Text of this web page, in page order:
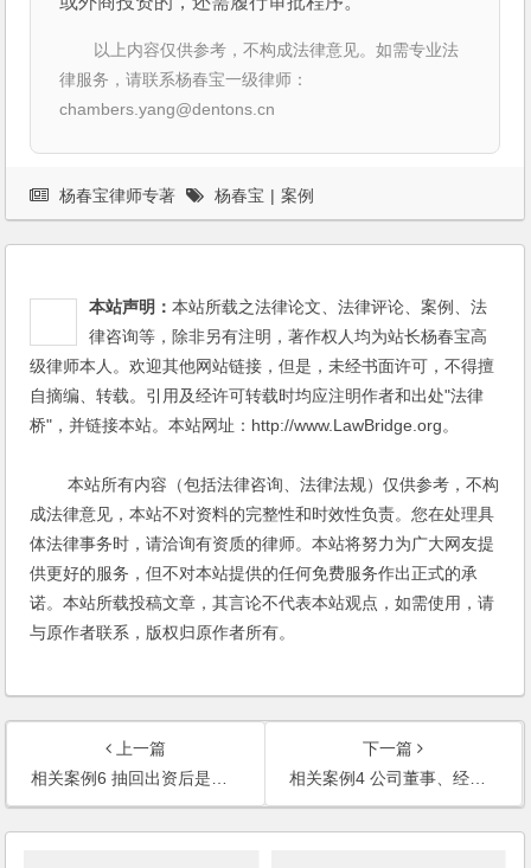
以上内容仅供参考，不构成法律意见。如需专业法
律服务，请联系杨春宝一级律师：
chambers.yang@dentons.cn
杨春宝律师专著 杨春宝 | 案例
本站声明：本站所载之法律论文、法律评论、案例、法
律咨询等，除非另有注明，著作权人均为站长杨春宝高
级律师本人。欢迎其他网站链接，但是，未经书面许可，不得擅
自摘编、转载。引用及经许可转载时均应注明作者和出处"法律
桥"，并链接本站。本站网址：http://www.LawBridge.org。
本站所有内容（包括法律咨询、法律法规）仅供参考，不构
成法律意见，本站不对资料的完整性和时效性负责。您在处理具
体法律事务时，请洽询有资质的律师。本站将努力为广大网友提
供更好的服务，但不对本站提供的任何免费服务作出正式的承
诺。本站所载投稿文章，其言论不代表本站观点，如需使用，请
与原作者联系，版权归原作者所有。
上一篇
相关案例6 抽回出资后是否仍享有股东权益
下一篇
相关案例4 公司董事、经理的竞业禁止义务